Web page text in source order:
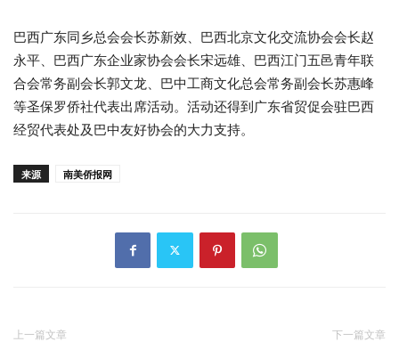
巴西广东同乡总会会长苏新效、巴西北京文化交流协会会长赵
永平、巴西广东企业家协会会长宋远雄、巴西江门五邑青年联
合会常务副会长郭文龙、巴中工商文化总会常务副会长苏惠峰
等圣保罗侨社代表出席活动。活动还得到广东省贸促会驻巴西
经贸代表处及巴中友好协会的大力支持。
来源 南美侨报网
上一篇文章 下一篇文章